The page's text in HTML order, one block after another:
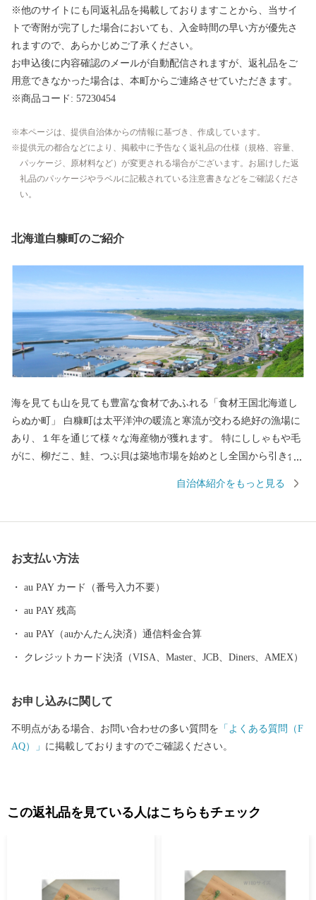
※他のサイトにも同返礼品を掲載しておりますことから、当サイ
トで寄附が完了した場合においても、入金時間の早い方が優先さ
れますので、あらかじめご了承ください。
お申込後に内容確認のメールが自動配信されますが、返礼品をご
用意できなかった場合は、本町からご連絡させていただきます。
※商品コード: 57230454
本ページは、提供自治体からの情報に基づき、作成しています。
提供元の都合などにより、掲載中に予告なく返礼品の仕様（規格、容量、
パッケージ、原材料など）が変更される場合がございます。お届けした返
礼品のパッケージやラベルに記載されている注意書きなどをご確認くださ
い。
北海道白糠町のご紹介
海を見ても山を見ても豊富な食材であふれる「食材王国北海道し
らぬか町」 白糠町は太平洋沖の暖流と寒流が交わる絶好の漁場に
あり、１年を通じて様々な海産物が獲れます。 特にししゃもや毛
がに、柳だこ、鮭、つぶ貝は築地市場を始めとし全国から引き合
すぎるくらいですが、山に目を向けると、また様々なものがあり
す。
自治体紹介をもっと見る
お支払い方法
au PAY カード（番号入力不要）
au PAY 残高
au PAY（auかんたん決済）通信料金合算
クレジットカード決済（VISA、Master、JCB、Diners、AMEX）
お申し込みに関して
不明点がある場合、お問い合わせの多い質問を 「よくある質問（F
AQ）」 に掲載しておりますのでご確認ください。
この返礼品を見ている人はこちらもチェック